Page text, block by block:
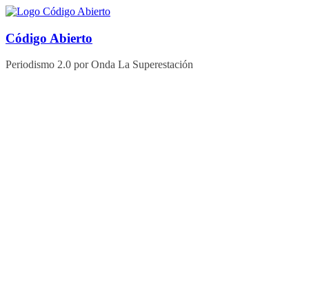
Saltar
contenido
Código Abierto
Periodismo 2.0 por Onda La Superestación